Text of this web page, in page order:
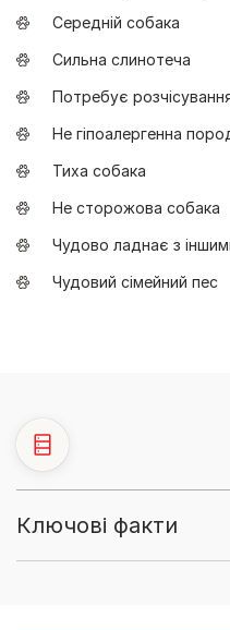
Середній собака
Сильна слинотеча
Потребує
Не гіпоалергенна
Тиха собака
Не сторожова собака
Чудово ладнає з
Чудовий сімейний пес
Ключові факти